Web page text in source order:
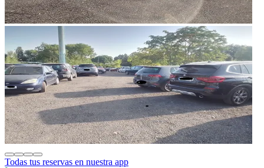
Todas tus reservas en nuestra app